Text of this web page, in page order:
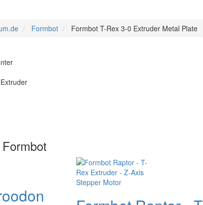
Formbot Formbot T-Rex 3-0 Extruder Metal Plate